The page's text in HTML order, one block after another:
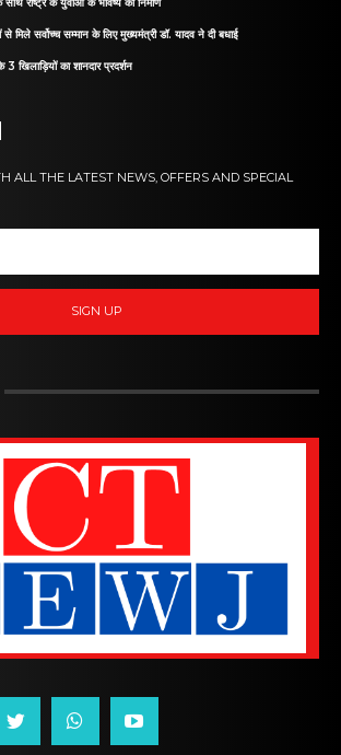
से मिले सर्वोच्च सम्मान के लिए मुख्यमंत्री डॉ. यादव ने दी बधाई
खिलाड़ियों का शानदार प्रदर्शन
ALL THE LATEST NEWS, OFFERS AND SPECIAL
SIGN UP